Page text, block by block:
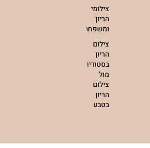
צילומי
הריון
ומשפחה
צילום
הריון
בסטודיו
מול
צילום
הריון
בטבע